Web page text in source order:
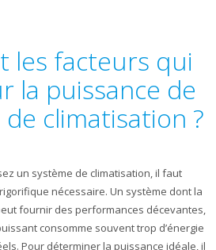
les facteurs qui
la puissance de
climatisation ?
un système de climatisation, il faut
nécessaire. Un système dont la
fournir des performances décevantes,
consomme souvent trop d’énergie
Pour déterminer la puissance idéale, il